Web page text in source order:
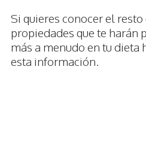
Si quieres conocer el resto
propiedades que te harán
más a menudo en tu dieta
esta información.